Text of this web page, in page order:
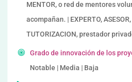
MENTOR, o red de mentores
acompañan. | EXPERTO,
TUTORIZACION, prestador
Grado de innovación de los
Notable | Media | Baja